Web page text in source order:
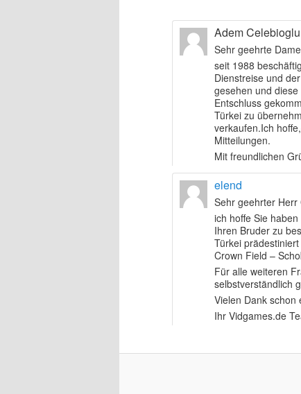
Adem Celebioglu
Sehr geehrte
seit 1988
Dienstreise und
gesehen und
Entschluss
Türkei zu
verkaufen.Ich
Mitteilungen.
Mit freundlichen
elend
Sehr geehrter Herr
ich hoffe Sie
Ihren Bruder zu
Türkei
Crown Field –
Für alle weiteren
selbstverständlich
Vielen Dank schon
Ihr Vidgames.de